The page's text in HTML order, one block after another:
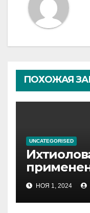
ПОХОЖАЯ
UNCATEGORISED
НОЯ 1, 2024